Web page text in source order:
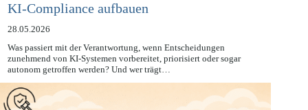
Jenseits der Erklärbarkeit: Menschzentrierte
KI-Compliance aufbauen
28.05.2026
Was passiert mit der Verantwortung, wenn Entscheidungen
zunehmend von KI-Systemen vorbereitet, priorisiert oder sogar
autonom getroffen werden? Und wer trägt…